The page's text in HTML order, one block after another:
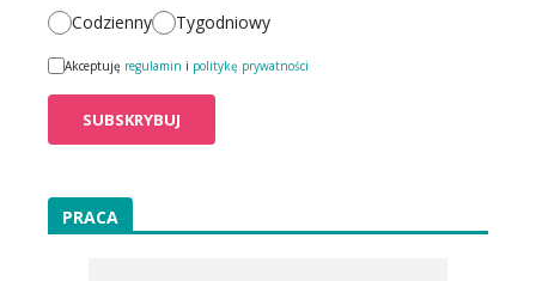
Codzienny Tygodniowy
Akceptuję regulamin i politykę prywatności
PRACA